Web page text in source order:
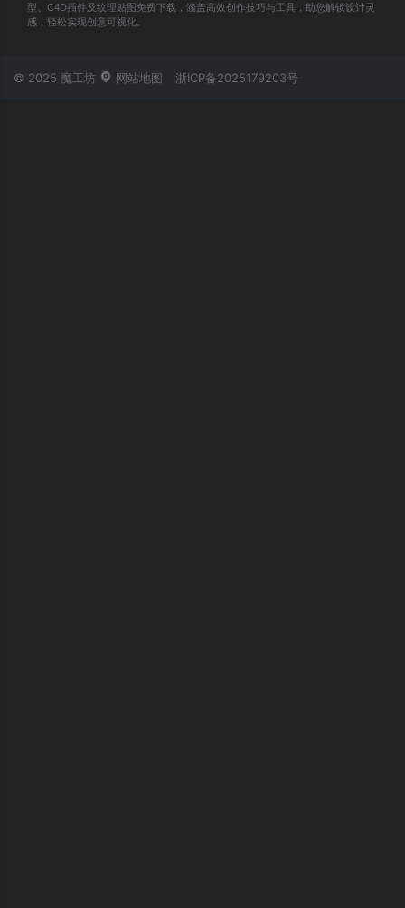
型、C4D插件及纹理贴图免费下载，涵盖高效创作技巧与工具，助您解锁设计灵
感，轻松实现创意可视化。
© 2025 魔工坊 网站地图 浙ICP备2025179203号